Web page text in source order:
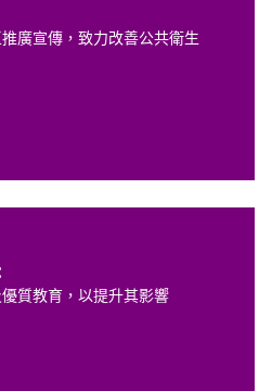
廣宣傳，致力改善公共衛生
質教育，以提升其影響